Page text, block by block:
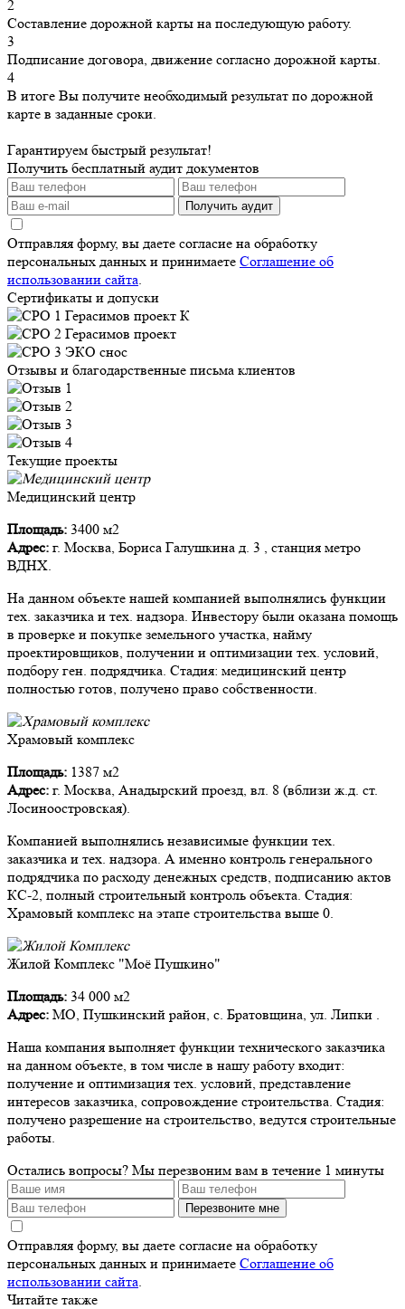
2
Составление дорожной карты на последующую работу.
3
Подписание договора, движение согласно дорожной карты.
4
В итоге Вы получите необходимый результат по дорожной
карте в заданные сроки.
Гарантируем быстрый результат!
Получить бесплатный аудит документов
Получить аудит
Отправляя форму, вы даете согласие на обработку
персональных данных и принимаете Соглашение об
использовании сайта
Сертификаты и допуски
Отзывы и благодарственные письма клиентов
Текущие проекты
Медицинский центр
Площадь: 3400 м2
Адрес: г. Москва, Бориса Галушкина д. 3 , станция метро
ВДНХ.
На данном объекте нашей компанией выполнялись функции
тех. заказчика и тех. надзора. Инвестору были оказана помощь
в проверке и покупке земельного участка, найму
проектировщиков, получении и оптимизации тех. условий,
подбору ген. подрядчика. Стадия: медицинский центр
полностью готов, получено право собственности.
Храмовый комплекс
Площадь: 1387 м2
Адрес: г. Москва, Анадырский проезд, вл. 8 (вблизи ж.д. ст.
Лосиноостровская).
Компанией выполнялись независимые функции тех.
заказчика и тех. надзора. А именно контроль генерального
подрядчика по расходу денежных средств, подписанию актов
КС-2, полный строительный контроль объекта. Стадия:
Храмовый комплекс на этапе строительства выше 0.
Жилой Комплекс "Моё Пушкино"
Площадь: 34 000 м2
Адрес: МО, Пушкинский район, с. Братовщина, ул. Липки .
Наша компания выполняет функции технического заказчика
на данном объекте, в том числе в нашу работу входит:
получение и оптимизация тех. условий, представление
интересов заказчика, сопровождение строительства. Стадия:
получено разрешение на строительство, ведутся строительные
работы.
Остались вопросы? Мы перезвоним вам в течение 1 минуты
Перезвоните мне
Отправляя форму, вы даете согласие на обработку
персональных данных и принимаете Соглашение об
использовании сайта
Читайте также